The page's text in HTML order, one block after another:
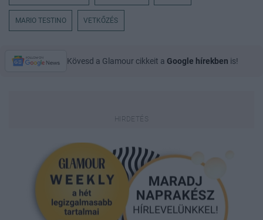
MARIO TESTINO VETKŐZÉS
Kövesd a Glamour cikkeit a Google hírekben is!